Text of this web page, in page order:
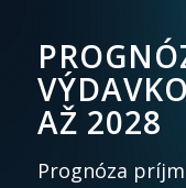
AŽ 2028
Prognóza